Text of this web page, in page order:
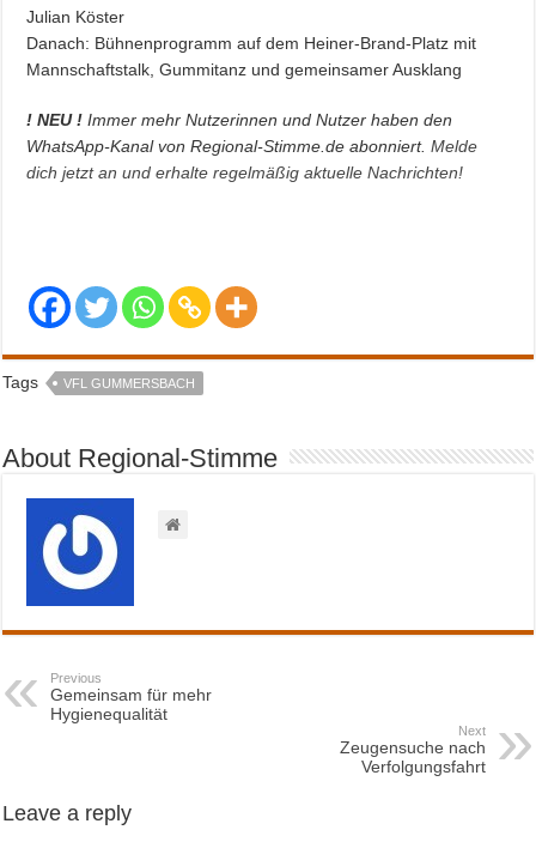
Julian Köster
Danach: Bühnenprogramm auf dem Heiner-Brand-Platz mit
Mannschaftstalk, Gummitanz und gemeinsamer Ausklang
! NEU ! Immer mehr Nutzerinnen und Nutzer haben den
WhatsApp-Kanal von Regional-Stimme.de abonniert.Melde
dich jetzt an und erhalte regelmäßig aktuelle Nachrichten!
Tags VFL GUMMERSBACH
About Regional-Stimme
Previous
Gemeinsam für mehr
Hygienequalität
Next
Zeugensuche nach
Verfolgungsfahrt
Leave a reply